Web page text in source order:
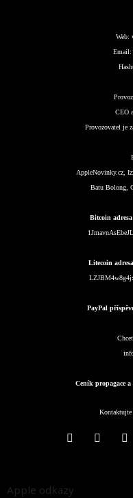
Web:
Email:
CEO
Provozovatel je
AppleNovinky.cz,
Batu Bolong,
Bitcoin
Litecoin
PayPal
Ceník propagace
Kontaktujte
Apple odkazy